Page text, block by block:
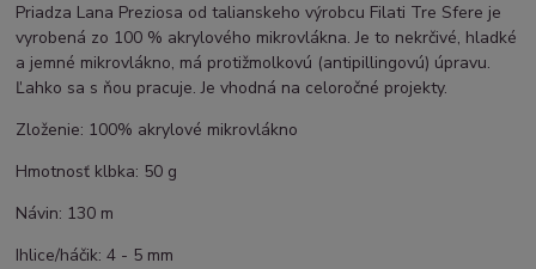
Priadza Lana Preziosa od talianskeho výrobcu Filati Tre Sfere je
vyrobená zo 100 % akrylového mikrovlákna. Je to nekrčivé, hladké
a jemné mikrovlákno, má protižmolkovú (antipillingovú) úpravu.
Ľahko sa s ňou pracuje. Je vhodná na celoročné projekty.
Zloženie: 100% akrylové mikrovlákno
Hmotnosť klbka: 50 g
Návin: 130 m
Ihlice/háčik: 4 - 5 mm